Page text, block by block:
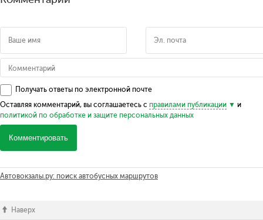
Получать ответы по электронной почте
Оставляя комментарий, вы соглашаетесь с правилами публикации
и
политикой по обработке и защите персональных данных
Комментировать
Автовокзалы.ру: поиск автобусных маршрутов
Наверх